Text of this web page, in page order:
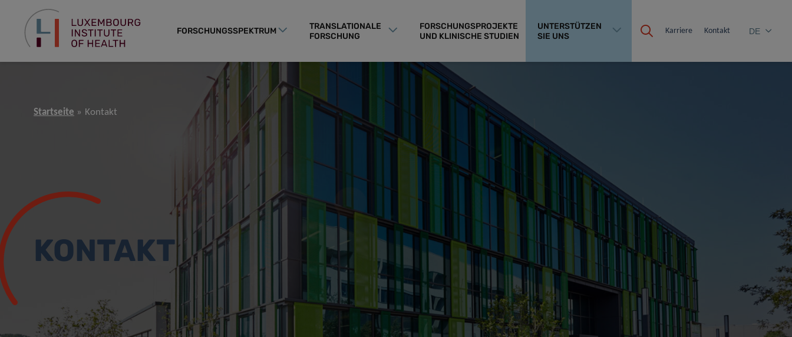
FORSCHUNGSSPEKTRUM
TRANSLATIONALE
FORSCHUNG
FORSCHUNGSPROJEKTE
UND KLINISCHE STUDIEN
UNTERSTÜTZEN
SIE UNS
Karriere Kontakt DE
Startseite Kontakt
KONTAKT